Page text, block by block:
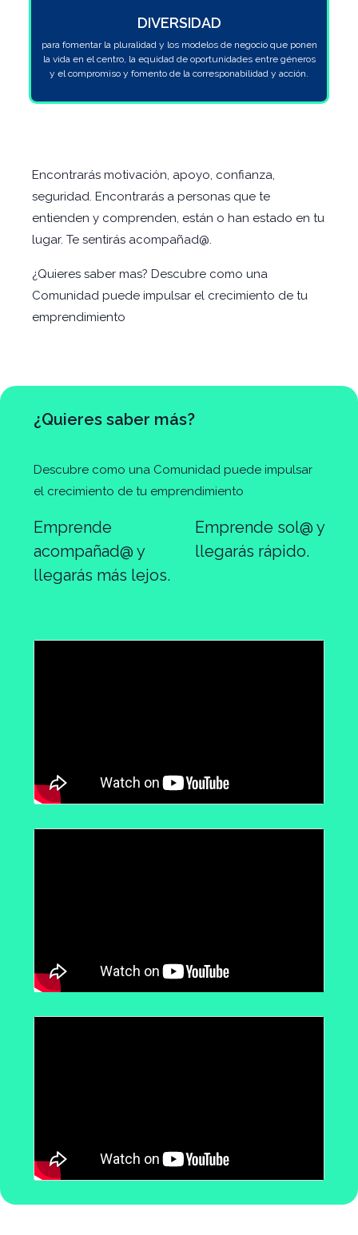
DIVERSIDAD
para fomentar la pluralidad y los modelos de negocio que ponen
la vida en el centro, la equidad de oportunidades entre géneros
y el compromiso y fomento de la corresponabilidad y acción.
Encontrarás motivación, apoyo, confianza,
seguridad. Encontrarás a personas que te
entienden y comprenden, están o han estado en tu
lugar. Te sentirás acompañad@.
¿Quieres saber mas? Descubre como una
Comunidad puede impulsar el crecimiento de tu
emprendimiento
¿Quieres saber más?
Descubre como una Comunidad puede impulsar
el crecimiento de tu emprendimiento
Emprende
acompañad@ y
llegarás más lejos.
Emprende sol@ y
llegarás rápido.